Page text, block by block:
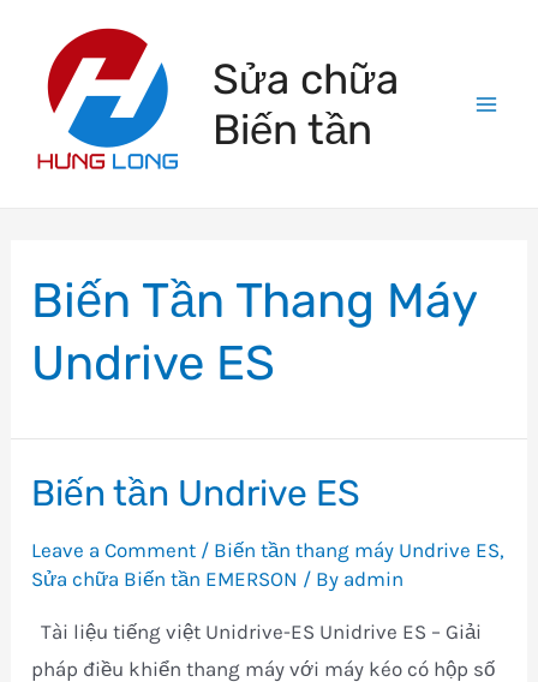
content
Sửa chữa
Biến tần
Biến Tần Thang Máy
Undrive ES
Biến tần Undrive ES
Leave a Comment / Biến tần thang máy Undrive ES,
Sửa chữa Biến tần EMERSON / By admin
Tài liệu tiếng việt Unidrive-ES Unidrive ES – Giải
pháp điều khiển thang máy với máy kéo có hộp số